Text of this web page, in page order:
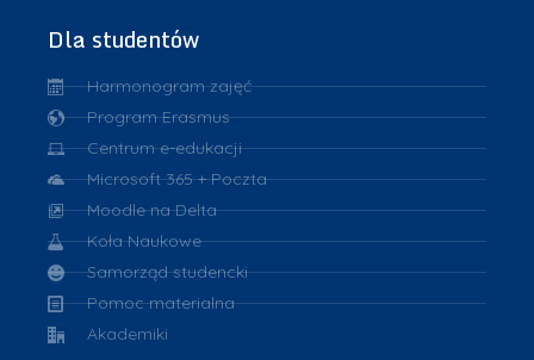
Dla studentów
Harmonogram zajęć
Program Erasmus
Centrum e-edukacji
Microsoft 365 + Poczta
Moodle na Delta
Koła Naukowe
Samorząd studencki
Pomoc materialna
Akademiki